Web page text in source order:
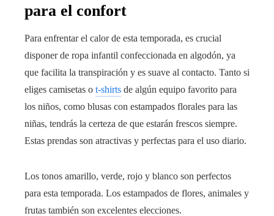
para el confort
Para enfrentar el calor de esta temporada, es crucial
disponer de ropa infantil confeccionada en algodón, ya
que facilita la transpiración y es suave al contacto. Tanto si
eliges camisetas o t-shirts de algún equipo favorito para
los niños, como blusas con estampados florales para las
niñas, tendrás la certeza de que estarán frescos siempre.
Estas prendas son atractivas y perfectas para el uso diario.
Los tonos amarillo, verde, rojo y blanco son perfectos
para esta temporada. Los estampados de flores, animales y
frutas también son excelentes elecciones.